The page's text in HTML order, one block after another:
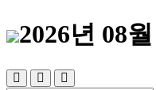
2026년 08